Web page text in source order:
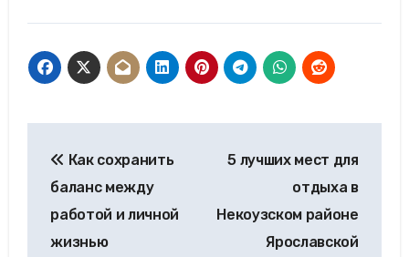
по
записям
Как сохранить
баланс между
работой и личной
жизнью
5 лучших мест для
отдыха в
Некоузском районе
Ярославской